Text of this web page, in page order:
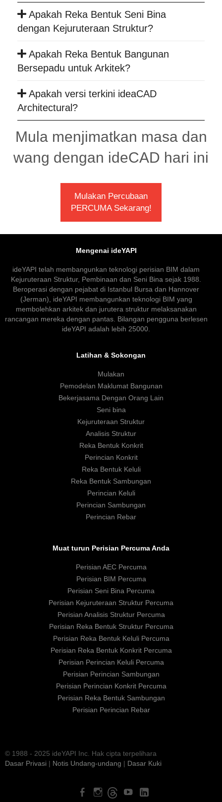
Apakah Reka Bentuk Seni Bina
dengan Kejuruteraan Struktur?
Apakah Reka Bentuk Bangunan
Bersepadu untuk Arkitek?
Apakah versi terkini ideaCAD
Architectural?
Mula menjimatkan masa dan
wang dengan ideCAD hari ini
Mulakan Percubaan
PERCUMA Sekarang!
Mengenai ideYAPI
ideYAPI telah membangunkan teknologi perisian BIM dalam
Kejuruteraan Struktur, Pembinaan dan Seni Bina sejak 1988.
Beroperasi dengan pejabat di Istanbul Bursa dan Hannover
(Jerman), ideYAPI membangunkan teknologi BIM yang
membolehkan arkitek dan jurutera struktur melaksanakan
rancangan mereka dengan pantas. Bilangan pengguna berlesen
ideYAPI adalah lebih 25000.
Latihan & Sokongan
Mulakan
Pemodelan Maklumat Bangunan
Bekerjasama Dengan Orang Lain
Seni bina
Kejuruteraan Struktur
Analisis Struktur
Reka Bentuk Konkrit
Perincian Konkrit
Reka Bentuk Keluli
Reka Bentuk Sambungan
Perincian Keluli
Perincian Sambungan
Perincian Rebar
Muat turun Perisian Percuma Anda
Perisian AEC Percuma
Perisian BIM Percuma
Perisian Seni Bina Percuma
Perisian Kejuruteraan Struktur Percuma
Perisian Analisis Struktur Percuma
Perisian Reka Bentuk Struktur Percuma
Perisian Reka Bentuk Keluli Percuma
Perisian Reka Bentuk Konkrit Percuma
Perisian Perincian Keluli Percuma
Perisian Perincian Sambungan
Perisian Perincian Konkrit Percuma
Perisian Reka Bentuk Sambungan
Perisian Perincian Rebar
© 1988 - 2025 ideYAPI Inc. Hak cipta terpelihara
Dasar Privasi | Notis Undang-undang | Dasar Kuki